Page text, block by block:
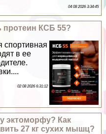
04 08 2026 3:34:45
протеин КСБ 55?
спортивная
в ее
02 08 2026 6:31:12
эктоморфу? Как
27 кг сухих мышц?